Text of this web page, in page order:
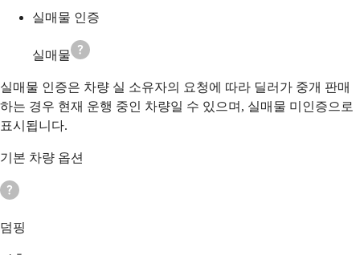
실매물 인증
실매물
실매물 인증은 차량 실 소유자의 요청에 따라 딜러가 중개 판매
하는 경우 현재 운행 중인 차량일 수 있으며, 실매물 미인증으로
표시됩니다.
기본 차량 옵션
덤핑